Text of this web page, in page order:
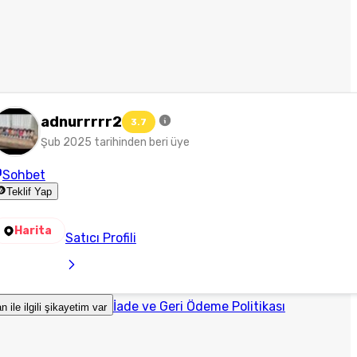
adnurrrrr2 3.7
Şub 2025 tarihinden beri üye
Sohbet
Teklif Yap
Harita Satıcı Profili
ile ilgili şikayetim var İade ve Geri Ödeme Politikası